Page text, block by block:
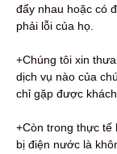
đẩy nhau hoặc có
phải lỗi của họ.
+Chúng tôi xin
dịch vụ nào của
chỉ gặp được
+Còn trong thực tế
bị điện nước là